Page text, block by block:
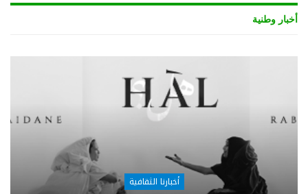
أخبار وطنية
أخبارنا الثقافية